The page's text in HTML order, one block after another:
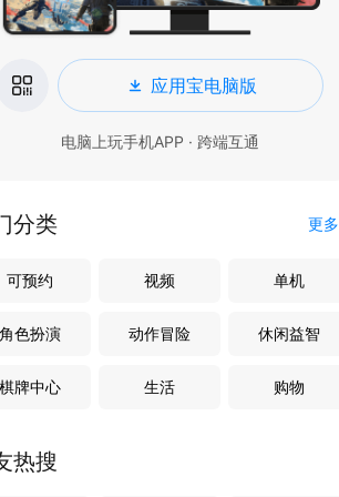
应用宝电脑版
电脑上玩手机APP · 跨端互通
分类 更多
可预约 视频 单机
角色扮演 动作冒险 休闲益智
棋牌中心 生活 购物
热搜